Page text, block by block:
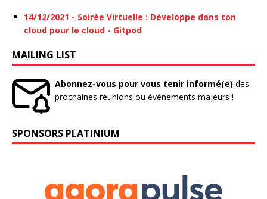
14/12/2021 - Soirée Virtuelle : Développe dans ton
cloud pour le cloud - Gitpod
MAILING LIST
Abonnez-vous pour vous tenir informé(e) des
prochaines réunions ou évènements majeurs !
SPONSORS PLATINIUM